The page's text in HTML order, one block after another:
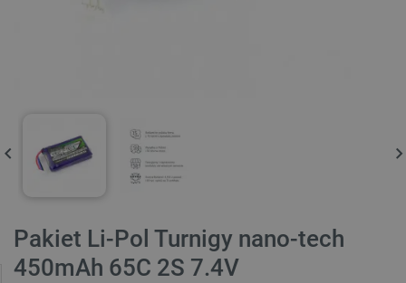
Pakiet Li-Pol Turnigy nano-tech
450mAh 65C 2S 7.4V